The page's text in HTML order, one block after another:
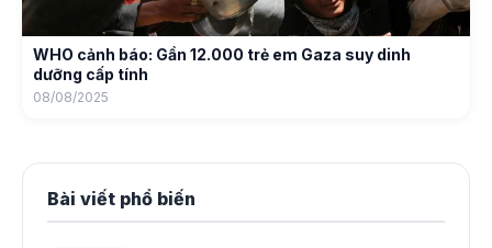
WHO cảnh báo: Gần 12.000 trẻ em Gaza suy dinh
dưỡng cấp tính
08/08/2025
Bài viết phổ biến